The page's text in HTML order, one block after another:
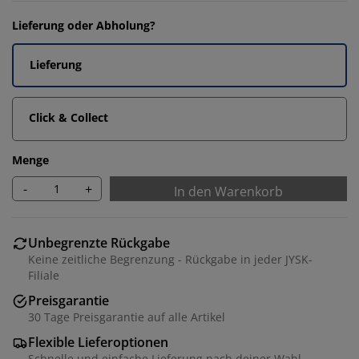
Lieferung oder Abholung?
Lieferung
Click & Collect
Menge
- + In den Warenkorb
Unbegrenzte Rückgabe
Keine zeitliche Begrenzung - Rückgabe in jeder JYSK-
Filiale
Preisgarantie
30 Tage Preisgarantie auf alle Artikel
Flexible Lieferoptionen